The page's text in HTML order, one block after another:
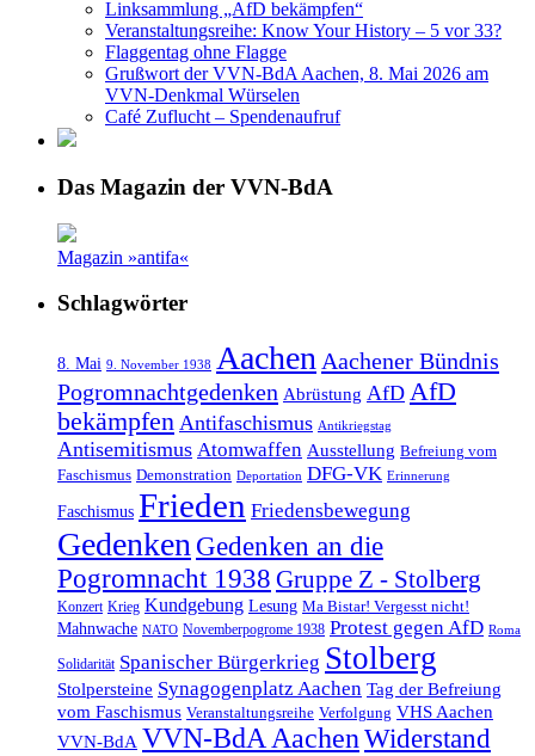
Linksammlung „AfD bekämpfen“
Veranstaltungsreihe: Know Your History – 5 vor 33?
Flaggentag ohne Flagge
Grußwort der VVN-BdA Aachen, 8. Mai 2026 am
VVN-Denkmal Würselen
Café Zuflucht – Spendenaufruf
Das Magazin der VVN-BdA
Magazin »antifa«
Schlagwörter
8. Mai 9. November 1938 Aachen Aachener Bündnis
Pogromnachtgedenken Abrüstung AfD AfD
bekämpfen Antifaschismus Antikriegstag
Antisemitismus Atomwaffen Ausstellung Befreiung vom
Faschismus Demonstration Deportation DFG-VK Erinnerung
Faschismus Frieden Friedensbewegung
Gedenken Gedenken an die
Pogromnacht 1938 Gruppe Z - Stolberg
Konzert Krieg Kundgebung Lesung Ma Bistar! Vergesst nicht!
Mahnwache NATO Novemberpogrome 1938 Protest gegen AfD Roma
Solidarität Spanischer Bürgerkrieg Stolberg
Stolpersteine Synagogenplatz Aachen Tag der Befreiung
vom Faschismus Veranstaltungsreihe Verfolgung VHS Aachen
VVN-BdA VVN-BdA AachenWiderstand